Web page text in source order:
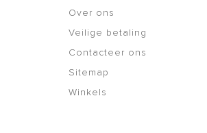
Over ons
Veilige betaling
Contacteer ons
Sitemap
Winkels